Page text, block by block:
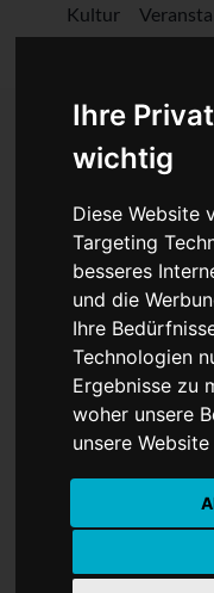
Ihre
wichtig
Diese Website
Targeting
besseres
und die
Ihre
Technologien
Ergebnisse zu
woher unsere
unsere
Kultur
Klopp
Jürgen Klopp